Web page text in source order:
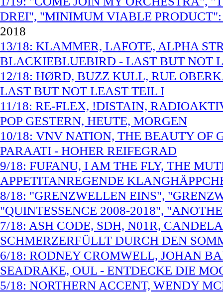
DREI", "MINIMUM VIABLE
2018
13/18: KLAMMER, LAFOTE, ALPHA
BLACKIEBLUEBIRD - LAST BUT NOT
12/18: HØRD, BUZZ KULL, RUE
LAST BUT NOT LEAST TEIL I
11/18: RE-FLEX, !DISTAIN,
POP GESTERN, HEUTE, MORGEN
10/18: VNV NATION, THE BEAUTY OF
PARAATI - HOHER REIFEGRAD
9/18: FUFANU, I AM THE FLY, THE
APPETITANREGENDE
8/18: "GRENZWELLEN EINS",
"QUINTESSENCE 2008-2018",
7/18: ASH CODE, SDH, N01R,
SCHMERZERFÜLLT DURCH DEN
6/18: RODNEY CROMWELL, JOHAN
SEADRAKE, OUL - ENTDECKE DIE
5/18: NORTHERN ACCENT, WENDY